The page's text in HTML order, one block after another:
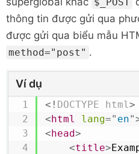
thông tin được gửi qua
được gửi qua biểu mẫu
method="post" .
Ví dụ
<! DOCTYPE html>
<html lang=" en"
<head>
<title>